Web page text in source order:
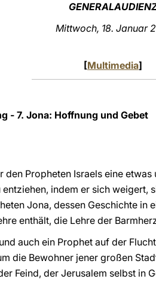
Mittwoch, 18. Januar
[Multimedia]
- 7. Jona: Hoffnung und Gebet
den Propheten Israels eine
indem er sich weigert,
Jona, dessen Geschichte
enthält, die Lehre der
auch ein Prophet auf der
die Bewohner jener großen
Feind, der Jerusalem selbst in